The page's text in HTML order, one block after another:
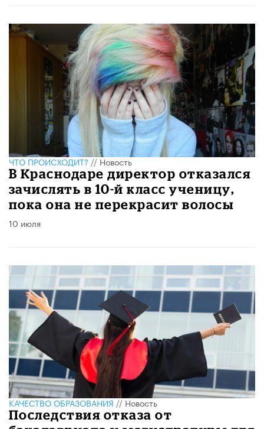
ЧТО ПРОИСХОДИТ?//Новость
В Краснодаре директор отказался
зачислять в 10-й класс ученицу,
пока она не перекрасит волосы
10 июля
КАЧЕСТВО ОБРАЗОВАНИЯ//Новость
Последствия отказа от